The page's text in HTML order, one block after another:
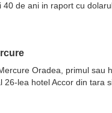
de ani in raport cu
Oradea, primul
lea hotel Accor din